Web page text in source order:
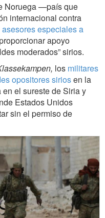
Noruega —país que
internacional contra
especiales a
apoyo
moderados” sirios.
los militares
opositores siriosen la
el sureste de Siria y
Estados Unidos
sin el permiso de